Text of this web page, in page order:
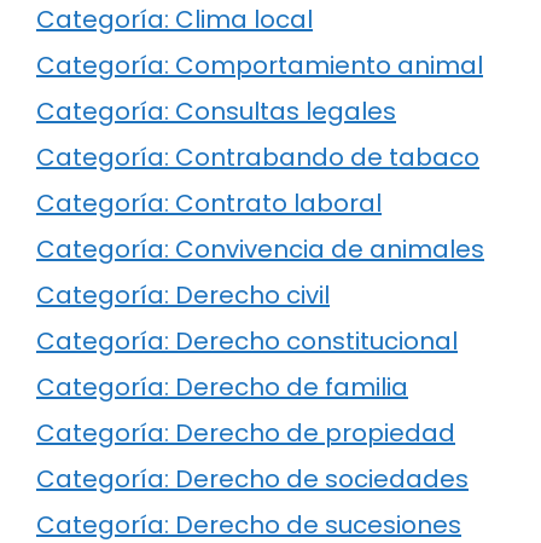
Categoría: Clima local
Categoría: Comportamiento animal
Categoría: Consultas legales
Categoría: Contrabando de tabaco
Categoría: Contrato laboral
Categoría: Convivencia de animales
Categoría: Derecho civil
Categoría: Derecho constitucional
Categoría: Derecho de familia
Categoría: Derecho de propiedad
Categoría: Derecho de sociedades
Categoría: Derecho de sucesiones